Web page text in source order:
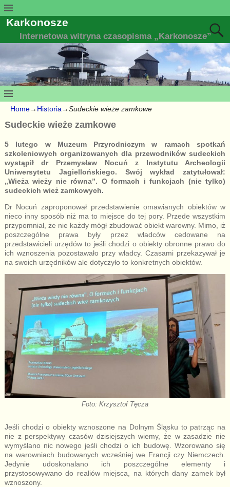
Karkonosze
Internetowa witryna czasopisma „Karkonosze”
Home→ Historia→Sudeckie wieże zamkowe
Sudeckie wieże zamkowe
5 lutego w Muzeum Przyrodniczym w ramach spotkań
szkoleniowych organizowanych dla przewodników sudeckich
wystąpił dr Przemysław Nocuń z Instytutu Archeologii
Uniwersytetu Jagiellońskiego. Swój wykład zatytułował:
„Wieża wieży nie równa”. O formach i funkcjach (nie tylko)
sudeckich wież zamkowych.
Dr Nocuń zaproponował przedstawienie omawianych obiektów w
nieco inny sposób niż ma to miejsce do tej pory. Przede wszystkim
przypomniał, że nie każdy mógł zbudować obiekt warowny. Mimo, iż
poszczególne prawa były przez władców cedowane na
przedstawicieli urzędów to jeśli chodzi o obiekty obronne prawo do
ich wznoszenia pozostawało przy władcy. Czasami przekazywał je
na swoich urzędników ale dotyczyło to konkretnych obiektów.
Foto: Krzysztof Tęcza
Jeśli chodzi o obiekty wznoszone na Dolnym Śląsku to patrząc na
nie z perspektywy czasów dzisiejszych wiemy, że w zasadzie nie
wymyślano nic nowego jeśli chodzi o ich budowę. Wzorowano się
na warowniach budowanych wcześniej we Francji czy Niemczech.
Jedynie udoskonalano ich poszczególne elementy i
przystosowywano do realiów miejsca, na których dany zamek był
wznoszony.